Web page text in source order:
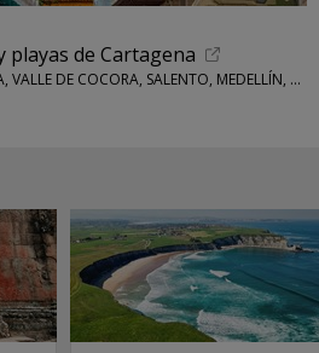
playas de Cartagena
EXOTICCA • BOGOTÁ, FILANDIA, VALLE DE COCORA, SALENTO, MEDELLÍN, CARTAGENA DE INDIAS E ISLAS DEL ROSARIO